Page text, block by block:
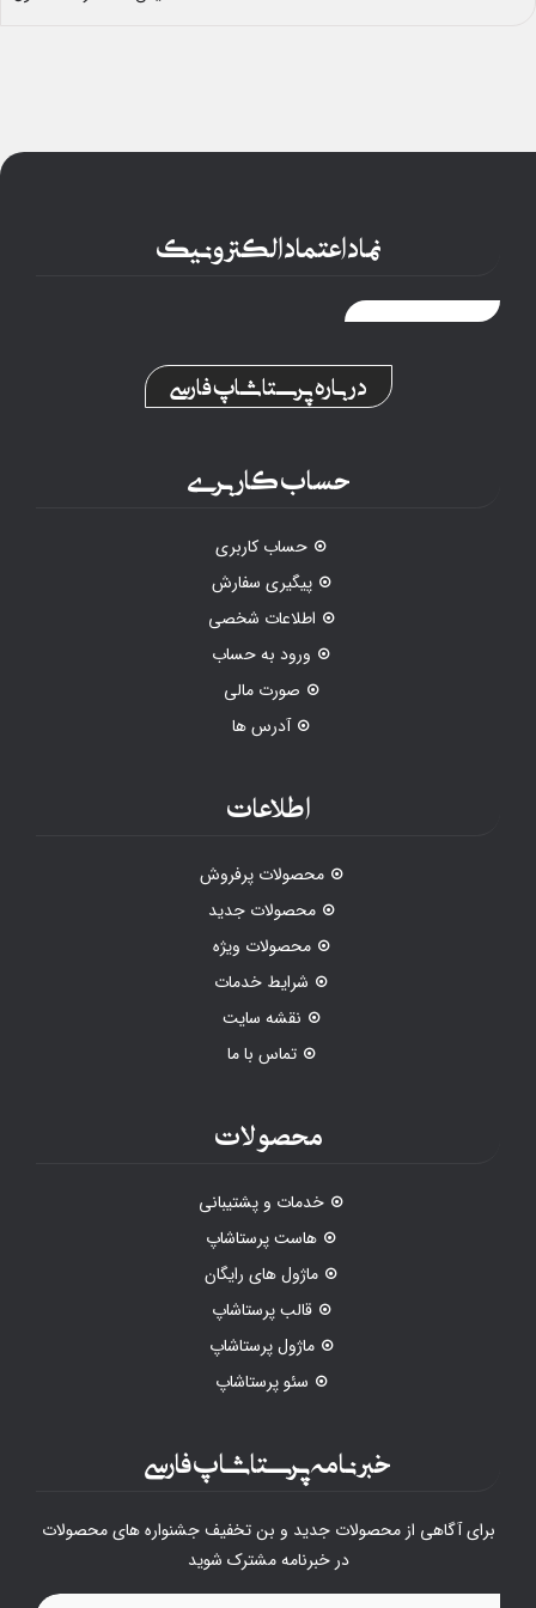
نماد اعتماد الکترونیک
درباره پرستاشاپ فارسی
حساب کاربری
حساب کاربری
پیگیری سفارش
اطلاعات شخصی
ورود به حساب
صورت مالی
آدرس ها
اطلاعات
محصولات پرفروش
محصولات جدید
محصولات ویژه
شرایط خدمات
نقشه سایت
تماس با ما
محصولات
خدمات و پشتیبانی
هاست پرستاشاپ
ماژول های رایگان
قالب پرستاشاپ
ماژول پرستاشاپ
سئو پرستاشاپ
خبرنامه پرستاشاپ فارسی
برای آگاهی از محصولات جدید و بن تخفیف جشنواره های محصولات
در خبرنامه مشترک شوید